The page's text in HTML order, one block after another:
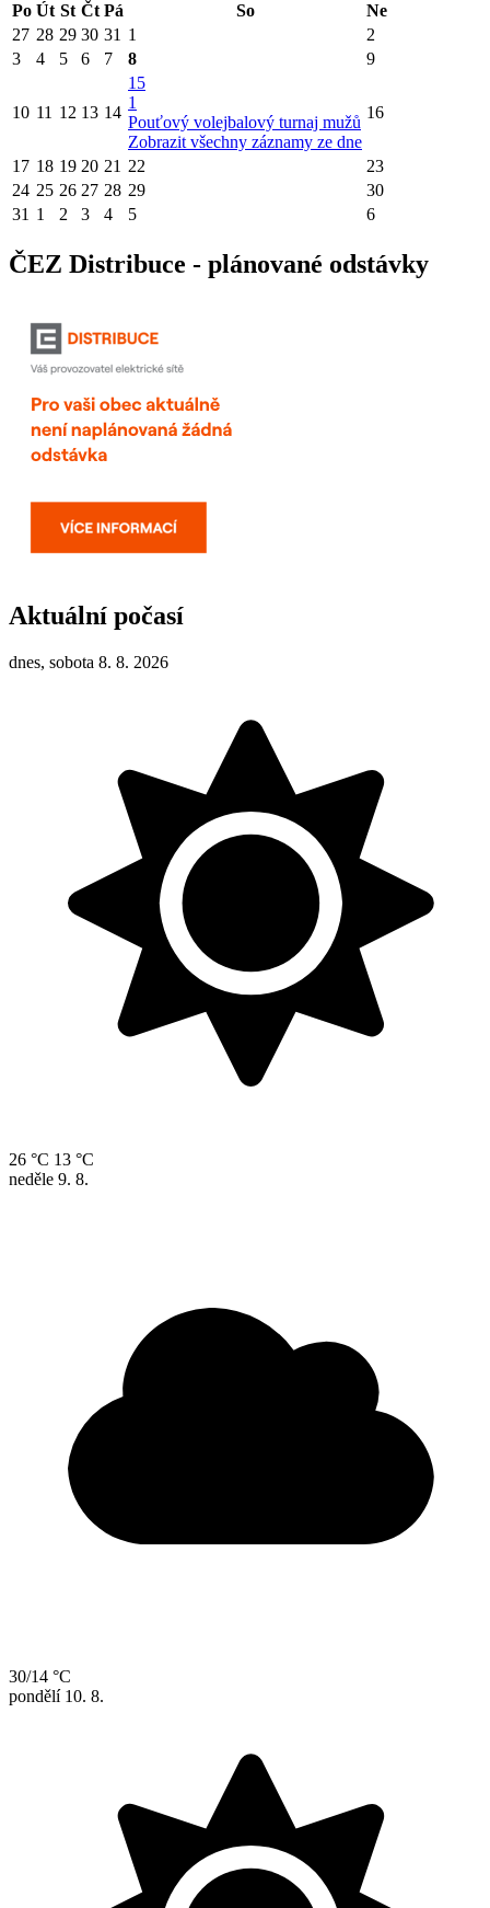
Po Út St Čt Pá So
Ne
27 28 29 30 31 1
2
3
4 5 6 7 8 9
10 11 12 13 14
15
1
Pouťový volejbalový turnaj mužů
Zobrazit všechny záznamy ze dne
16
17 18 19 20 21 22
23
24 25 26 27 28 29
30
31 1 2 3 4 5 6
ČEZ Distribuce - plánované odstávky
Aktuální počasí
dnes, sobota 8. 8. 2026
26 °C 13 °C
neděle 9. 8.
30/14 °C
pondělí 10. 8.